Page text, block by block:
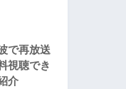
で再放送
視聴でき
介